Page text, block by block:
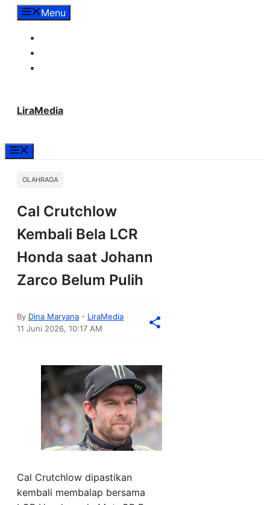
LangsungMenu
LiraMedia
OLAHRAGA
Cal Crutchlow
Kembali Bela LCR
Honda saat Johann
Zarco Belum Pulih
By Dina Maryana - LiraMedia
11 Juni 2026, 10:17 AM
Cal Crutchlow dipastikan
kembali membalap bersama